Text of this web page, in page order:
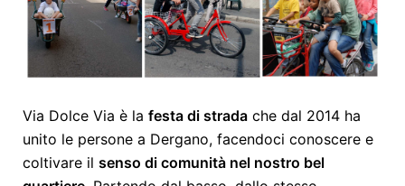
Via Dolce Via è la festa di strada che dal 2014 ha
unito le persone a Dergano, facendoci conoscere e
coltivare il senso di comunità nel nostro bel